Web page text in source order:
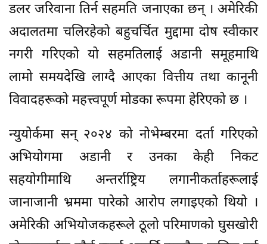
डलर जरिवाना तिर्न सहमति जनाएका छन् । अमेरिकी
अदालतमा चलिरहेको बहुचर्चित मुद्दामा दोष स्वीकार
नगरी गरिएको यो सहमतिलाई अडानी समूहमाथि
लामो समयदेखि लाग्दै आएका वित्तीय तथा कानूनी
विवादहरूको महत्त्वपूर्ण मोडका रूपमा हेरिएको छ ।
न्युयोर्कमा सन् २०२४ को नोभेम्बरमा दर्ता गरिएको
अभियोगमा अडानी र उनका केही निकट
सहयोगीमाथि अन्तर्राष्ट्रिय लगानीकर्ताहरूलाई
जानाजानी भ्रममा पारेको आरोप लगाइएको थियो ।
अमेरिकी अभियोजकहरूले ठूलो परिमाणको घुसखोरी